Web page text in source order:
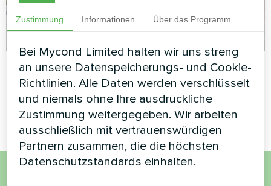
IT-Büro
Split-Wärmepumpe Serie Artic
Home Basic
Hütte
Split-Wärmepumpe Serie Artic
Home Smart
Zustimmung Informationen Über das Programm
Bei Mycond Limited halten wir uns streng
an unsere Datenspeicherungs- und Cookie-
Richtlinien. Alle Daten werden verschlüsselt
und niemals ohne Ihre ausdrückliche
Zustimmung weitergegeben. Wir arbeiten
ausschließlich mit vertrauenswürdigen
Partnern zusammen, die die höchsten
Datenschutzstandards einhalten.